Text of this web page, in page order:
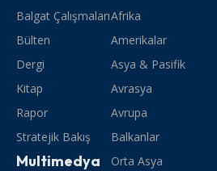
Balgat Çalışmaları
Bülten
Dergi
Kitap
Rapor
Stratejik Bakış
Multimedya
Afrika
Amerikalar
Asya & Pasifik
Avrasya
Avrupa
Balkanlar
Orta Asya